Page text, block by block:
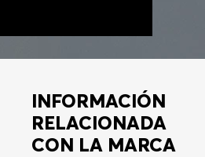
INFORMACIÓN
RELACIONADA
CON LA MARCA